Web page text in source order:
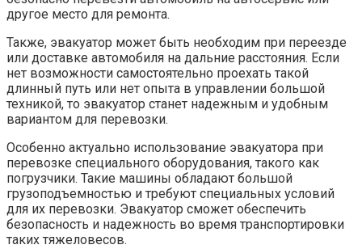
другое место для ремонта.
Также, эвакуатор может быть необходим при переезде
или доставке автомобиля на дальние расстояния. Если
нет возможности самостоятельно проехать такой
длинный путь или нет опыта в управлении большой
техникой, то эвакуатор станет надежным и удобным
вариантом для перевозки.
Особенно актуально использование эвакуатора при
перевозке специального оборудования, такого как
погрузчики. Такие машины обладают большой
грузоподъемностью и требуют специальных условий
для их перевозки. Эвакуатор сможет обеспечить
безопасность и надежность во время транспортировки
таких тяжеловесов.